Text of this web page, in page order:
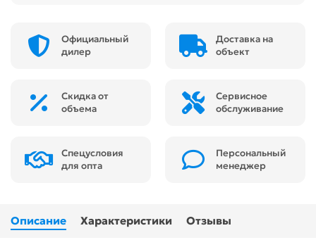
Официальный
дилер
Доставка на
объект
Скидка от
объема
Сервисное
обслуживание
Спецусловия
для опта
Персональный
менеджер
Описание Характеристики Отзывы